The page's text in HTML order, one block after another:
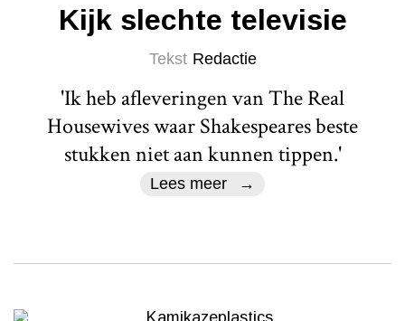
Kijk slechte televisie
Tekst Redactie
'Ik heb afleveringen van The Real
Housewives waar Shakespeares beste
stukken niet aan kunnen tippen.'
Lees meer